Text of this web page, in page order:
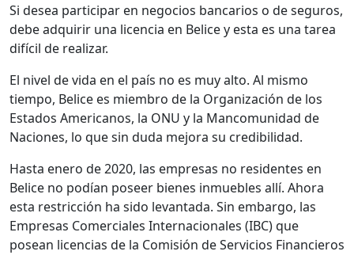
Si desea participar en negocios bancarios o de seguros,
debe adquirir una licencia en Belice y esta es una tarea
difícil de realizar.
El nivel de vida en el país no es muy alto. Al mismo
tiempo, Belice es miembro de la Organización de los
Estados Americanos, la ONU y la Mancomunidad de
Naciones, lo que sin duda mejora su credibilidad.
Hasta enero de 2020, las empresas no residentes en
Belice no podían poseer bienes inmuebles allí. Ahora
esta restricción ha sido levantada. Sin embargo, las
Empresas Comerciales Internacionales (IBC) que
posean licencias de la Comisión de Servicios Financieros